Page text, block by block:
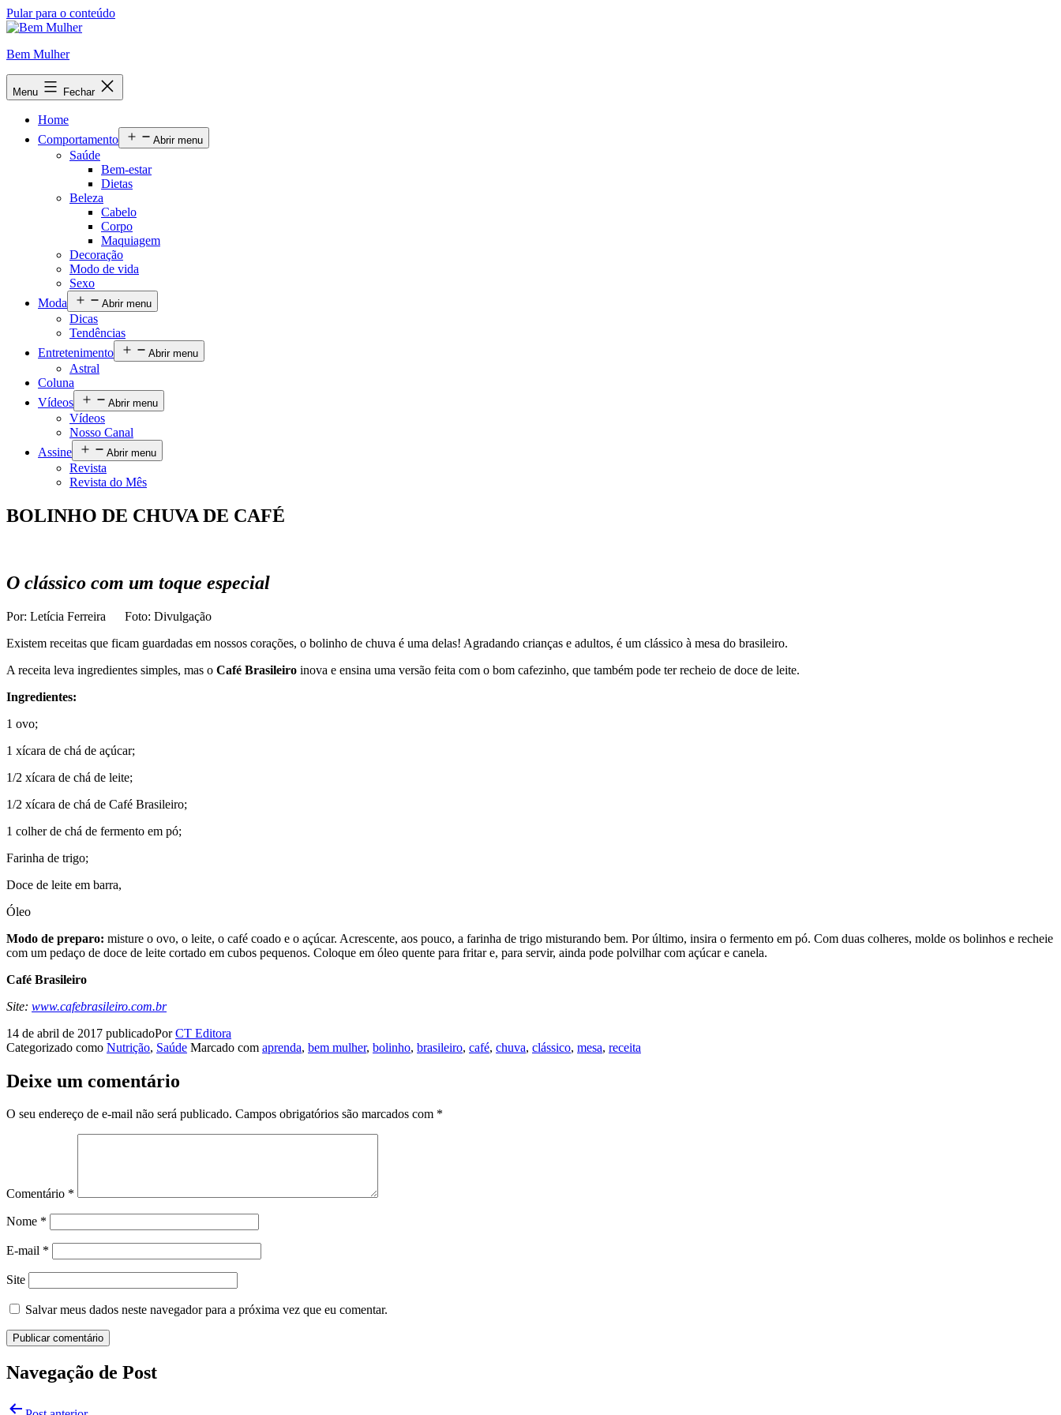
Pular para o conteúdo
Bem Mulher
Menu Fechar
Home
Comportamento
Abrir menu
Saúde
Bem-estar
Dietas
Beleza
Cabelo
Corpo
Maquiagem
Decoração
Modo de vida
Sexo
Moda
Abrir menu
Dicas
Tendências
Entretenimento
Abrir menu
Astral
Coluna
Vídeos
Abrir menu
Vídeos
Nosso Canal
Assine
Abrir menu
Revista
Revista do Mês
BOLINHO DE CHUVA DE CAFÉ
O clássico com um toque especial
Por: Letícia Ferreira Foto: Divulgação
Existem receitas que ficam guardadas em nossos corações, o bolinho de chuva é uma delas! Agradando crianças e adultos, é um clássico à mesa do brasileiro.
A receita leva ingredientes simples, mas o Café Brasileiro inova e ensina uma versão feita com o bom cafezinho, que também pode ter recheio de doce de leite.
Ingredientes:
1 ovo;
1 xícara de chá de açúcar;
1/2 xícara de chá de leite;
1/2 xícara de chá de Café Brasileiro;
1 colher de chá de fermento em pó;
Farinha de trigo;
Doce de leite em barra,
Óleo
Modo de preparo: misture o ovo, o leite, o café coado e o açúcar. Acrescente, aos pouco, a farinha de trigo misturando bem. Por último, insira o fermento em pó. Com duas colheres, molde os bolinhos e recheie
com um pedaço de doce de leite cortado em cubos pequenos. Coloque em óleo quente para fritar e, para servir, ainda pode polvilhar com açúcar e canela.
Café Brasileiro
Site: www.cafebrasileiro.com.br
14 de abril de 2017 publicadoPorCT Editora
Categorizado como Nutrição, Saúde Marcado com aprenda, bem mulher, bolinho, brasileiro, café, chuva, clássico, mesa, receita
Deixe um comentário
O seu endereço de e-mail não será publicado. Campos obrigatórios são marcados com *
Comentário *
Nome *
E-mail *
Site
Salvar meus dados neste navegador para a próxima vez que eu comentar.
Navegação de Post